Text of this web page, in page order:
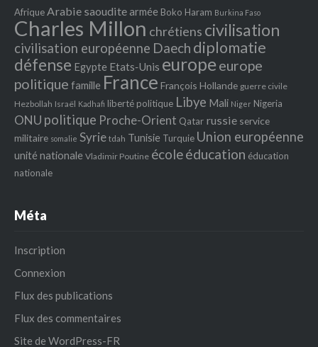
AfriqueArabie saoudite armée Boko Haram Burkina Faso
Charles Millon chrétiens civilisation
civilisation européenne Daech diplomatie
défense Egypte Etats‐Unis europeeurope
politique famille France François Hollande guerre civile
Hezbollah Israël Kadhafi liberté politique Libye Mali Niger Nigeria
ONU politique Proche-Orient Qatar russie service
militaire somalie Syrie tdah Tunisie Turquie Union européenne
unité nationale Vladimir Poutine écoleéducation éducation
nationale
Méta
Inscription
Connexion
Flux des publications
Flux des commentaires
Site de WordPress-FR